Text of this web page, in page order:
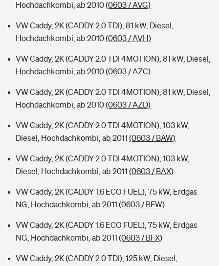
Hochdachkombi, ab 2010(0603 / AVG)
VW Caddy, 2K (CADDY 2.0 TDI), 81 kW, Diesel,
Hochdachkombi, ab 2010(0603 / AVH)
VW Caddy, 2K (CADDY 2.0 TDI 4MOTION), 81 kW, Diesel,
Hochdachkombi, ab 2010(0603 / AZC)
VW Caddy, 2K (CADDY 2.0 TDI 4MOTION), 81 kW, Diesel,
Hochdachkombi, ab 2010(0603 / AZD)
VW Caddy, 2K (CADDY 2.0 TDI 4MOTION), 103 kW,
Diesel, Hochdachkombi, ab 2011 (0603 / BAW)
VW Caddy, 2K (CADDY 2.0 TDI 4MOTION), 103 kW,
Diesel, Hochdachkombi, ab 2011 (0603 / BAX)
VW Caddy, 2K (CADDY 1.6 ECO FUEL), 75 kW, Erdgas
NG, Hochdachkombi, ab 2011 (0603 / BFW)
VW Caddy, 2K (CADDY 1.6 ECO FUEL), 75 kW, Erdgas
NG, Hochdachkombi, ab 2011 (0603 / BFX)
VW Caddy, 2K (CADDY 2.0 TDI), 125 kW, Diesel,